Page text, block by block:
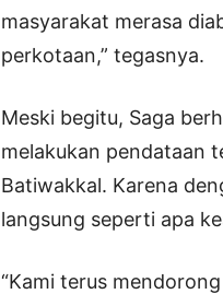
masyarakat merasa
perkotaan,” tegasnya.
Meski begitu, Saga
melakukan pendataan
Batiwakkal. Karena
langsung seperti apa
“Kami terus